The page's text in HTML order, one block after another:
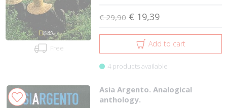
Free
€ 29,90 € 19,39
Add to cart
4 products available
Asia Argento. Analogical
anthology.